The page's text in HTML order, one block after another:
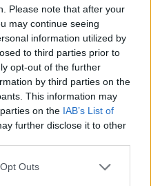
Please note that after your
may continue seeing
information utilized by
to third parties prior to
opt-out of the further
by third parties on the
This information may
on the IAB’s List of
further disclose it to other
Outs